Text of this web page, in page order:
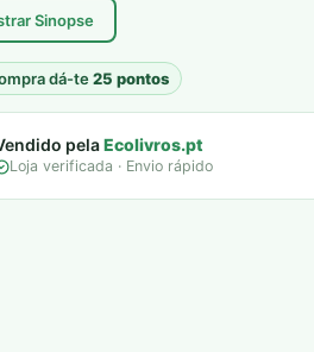
€.
€.
Sinopse
dá-te25 pontos
pelaEcolivros.pt
Loja verificada · Envio rápido